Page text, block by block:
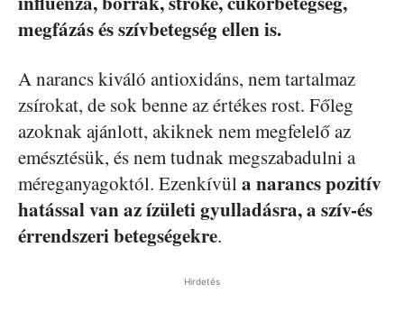
megfázás és szívbetegség ellen is.
A narancs kiváló antioxidáns, nem tartalmaz
zsírokat, de sok benne az értékes rost. Főleg
azoknak ajánlott, akiknek nem megfelelő az
emésztésük, és nem tudnak megszabadulni a
méreganyagoktól. Ezenkívüla narancs pozitív
hatással van az ízületi gyulladásra, a szív-és
érrendszeri betegségekre.
Hirdetés